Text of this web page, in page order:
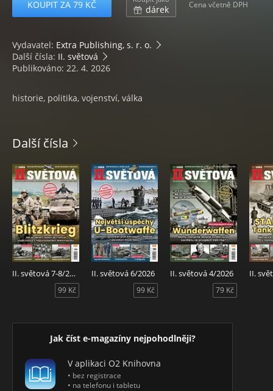
KOUPIT ZA 79 KČ dárek Cena včetně DPH
Vydavatel: Extra Publishing, s. r. o.
Další čísla: II. světová
Publikováno: 22. 4. 2026
historie, politika, vojenství, válka
Další čísla
II. světová 7-8/2026
99 Kč
II. světová 6/2026
99 Kč
II. světová 4/2026
79 Kč
II.
Jak číst e-magazíny nejpohodlněji?
V aplikaci O2 Knihovna
• bez registrace
• na telefonu i tabletu